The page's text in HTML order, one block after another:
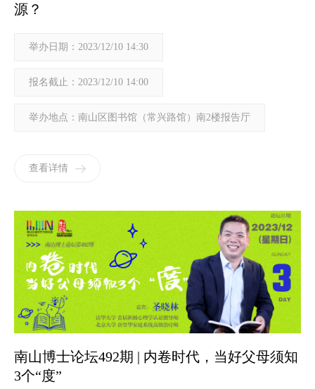
源？
举办日期：2023/12/10 14:30
报名截止：2023/12/10 14:00
举办地点：南山区图书馆（常兴路馆）南2楼报告厅
查看详情
南山博士论坛492期 | 内卷时代，当好父母须知
3个“度”